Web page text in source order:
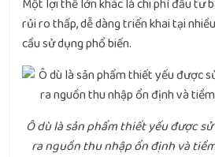
Một lợi thế lớn khác là chi phí đầu tư
rủi ro thấp, dễ dàng triển khai tại
cầu sử dụng phổ biến.
Ô dù là sản phẩm thiết yếu được
ra nguồn thu nhập ổn định và